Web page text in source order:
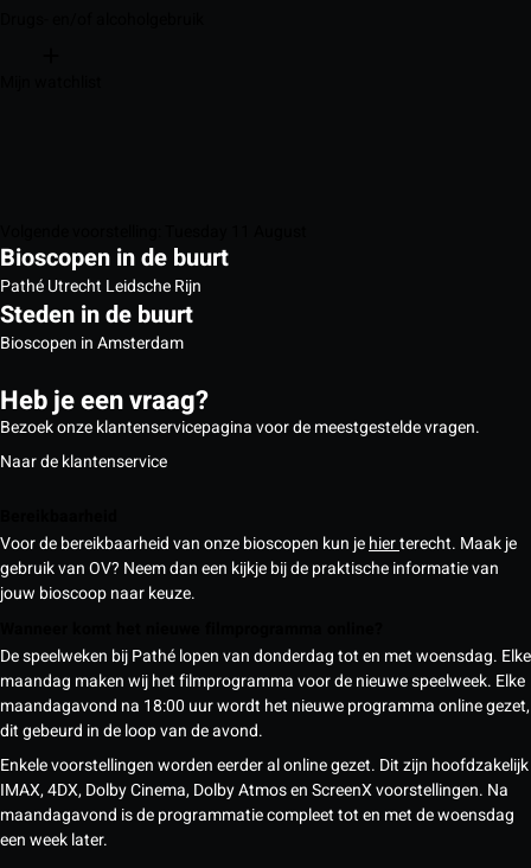
Bioscopen in de buurt
Pathé Utrecht Leidsche Rijn
Steden in de buurt
Bioscopen in Amsterdam
Heb je een vraag?
Bezoek onze klantenservicepagina voor de meestgestelde vragen.
Naar de klantenservice
Voor de bereikbaarheid van onze bioscopen kun jehierterecht. Maak je
gebruik van OV? Neem dan een kijkje bij de praktische informatie van
jouw bioscoop naar keuze.
De speelweken bij Pathé lopen van donderdag tot en met woensdag. Elke
maandag maken wij het filmprogramma voor de nieuwe speelweek. Elke
maandagavond na 18:00 uur wordt het nieuwe programma online gezet,
dit gebeurd in de loop van de avond.
Enkele voorstellingen worden eerder al online gezet. Dit zijn hoofdzakelijk
IMAX, 4DX, Dolby Cinema, Dolby Atmos en ScreenX voorstellingen. Na
maandagavond is de programmatie compleet tot en met de woensdag
een week later.